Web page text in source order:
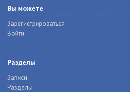
Вы можете
Зарегистрироваться
Войти
Разделы
Записи
Разделы